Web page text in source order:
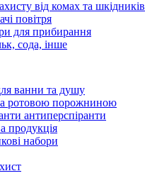
від комах та шкідників
повітря
для прибирання
сода, інше
ванни та душу
ротовою порожниною
антиперспіранти
продукція
набори